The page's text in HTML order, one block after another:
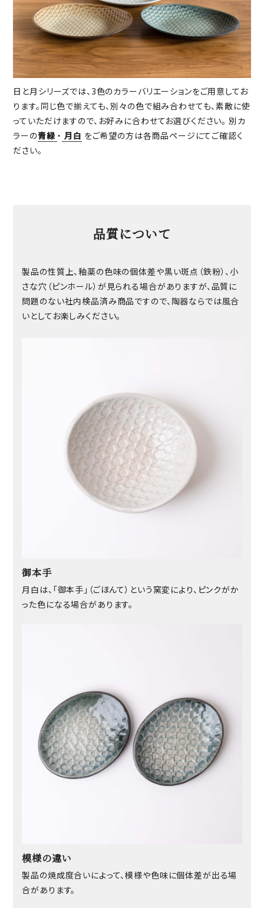
日と月シリーズでは、3色のカラーバリエーションをご用意してお
ります。同じ色で揃えても、別々の色で組み合わせても、素敵に使
っていただけますので、お好みに合わせてお選びください。 別カ
ラーの青緑 ・ 月白 をご希望の方は各商品ページにてご確認く
ださい。
品質について
製品の性質上、釉薬の色味の個体差や黒い斑点（鉄粉）、小
さな穴（ピンホール）が見られる場合がありますが、品質に
問題のない社内検品済み商品ですので、陶器ならでは風合
いとしてお楽しみください。
御本手
月白は、「御本手」（ごほんて）という窯変により、ピンクがか
った色になる場合があります。
模様の違い
製品の焼成度合いによって、模様や色味に個体差が出る場
合があります。